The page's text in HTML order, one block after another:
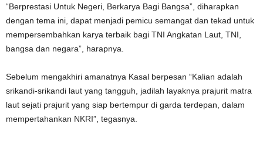
“Berprestasi Untuk Negeri, Berkarya Bagi Bangsa”, diharapkan
dengan tema ini, dapat menjadi pemicu semangat dan tekad untuk
mempersembahkan karya terbaik bagi TNI Angkatan Laut, TNI,
bangsa dan negara”, harapnya.
Sebelum mengakhiri amanatnya Kasal berpesan “Kalian adalah
srikandi-srikandi laut yang tangguh, jadilah layaknya prajurit matra
laut sejati prajurit yang siap bertempur di garda terdepan, dalam
mempertahankan NKRI”, tegasnya.